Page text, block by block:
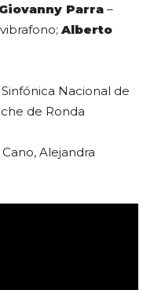
Giovanny Parra –
Alberto
Nacional de
de Ronda
Alejandra